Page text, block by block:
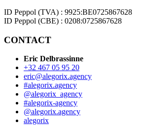
ID Peppol (TVA) : 9925:BE0725867628
ID Peppol (CBE) : 0208:0725867628
CONTACT
Eric Delbrassinne
+32 467 05 95 20
eric@alegorix.agency
#alegorix.agency
@alegorix_agency
#alegorix-agency
@alegorix.agency
alegorix